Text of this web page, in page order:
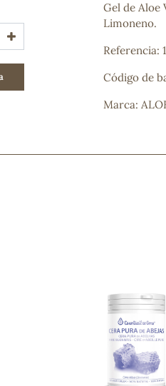
PERSONAL
y aceites corporales
Gel de Aloe
Limoneno.
Referencia:
Código de
Marca: